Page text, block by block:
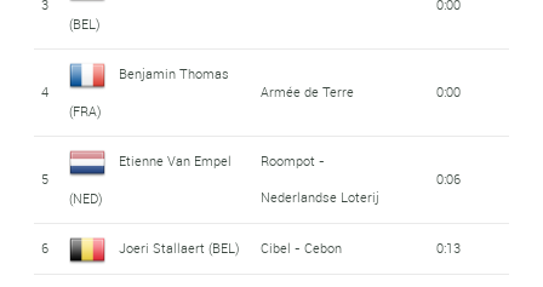
3
(BEL)
0:00
4
Benjamin Thomas
(FRA)
Armée de Terre 0:00
5
Etienne Van Empel
(NED)
Roompot -
Nederlandse Loterij
0:06
6 Joeri Stallaert (BEL) Cibel - Cebon 0:13